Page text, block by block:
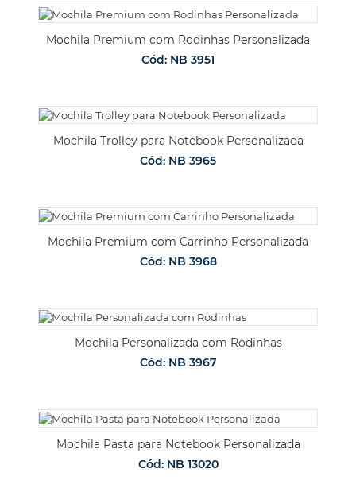
Mochila Premium com Rodinhas Personalizada
Cód: NB 3951
Mochila Trolley para Notebook Personalizada
Cód: NB 3965
Mochila Premium com Carrinho Personalizada
Cód: NB 3968
Mochila Personalizada com Rodinhas
Cód: NB 3967
Mochila Pasta para Notebook Personalizada
Cód: NB 13020